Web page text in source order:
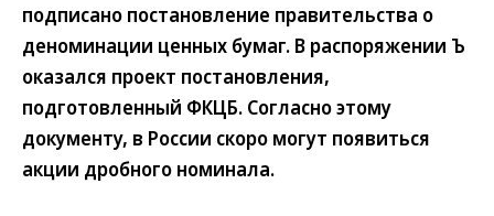
подписано постановление правительства о
деноминации ценных бумаг. В распоряжении Ъ
оказался проект постановления,
подготовленный ФКЦБ. Согласно этому
документу, в России скоро могут появиться
акции дробного номинала.